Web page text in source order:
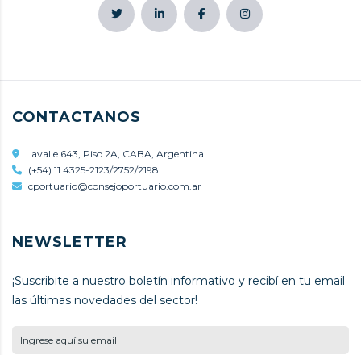
CONTACTANOS
Lavalle 643, Piso 2A, CABA, Argentina.
(+54) 11 4325-2123/2752/2198
cportuario@consejoportuario.com.ar
NEWSLETTER
¡Suscribite a nuestro boletín informativo y recibí en tu email
las últimas novedades del sector!